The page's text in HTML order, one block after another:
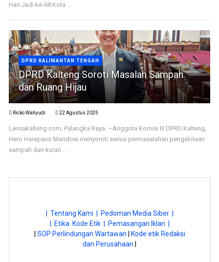
Hari Jadi ke-68 Kota ...
DPRD KALIMANTAN TENGAH
DPRD Kalteng Soroti Masalah Sampah
dan Ruang Hijau
Ricko Wahyudi 22 Agustus 2025
Lensakalteng.com, Palangka Raya –Anggota Komisi III DPRD Kalteng,
Hero Harapano Mandow menyoroti serius permasalahan pengelolaan
sampah dan kuran ...
| Tentang Kami |
Pedoman Media Siber |
| Etika Kode Etik |
Pemasangan Iklan |
SOP Perlindungan Wartawan
Kode etik Redaksi
dan Perusahaan